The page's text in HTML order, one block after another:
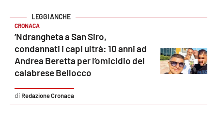
STREAMING
LaC TV
LaC Network
CRONACA
‘Ndrangheta a San Siro,
condannati i capi ultrà: 10 anni ad
Andrea Beretta per l’omicidio del
calabrese Bellocco
Redazione Cronaca